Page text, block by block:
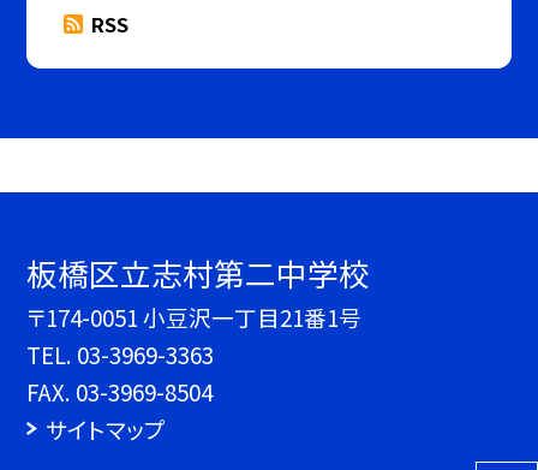
RSS
板橋区立志村第二中学校
〒174-0051 小豆沢一丁目21番1号
TEL. 03-3969-3363
FAX. 03-3969-8504
サイトマップ